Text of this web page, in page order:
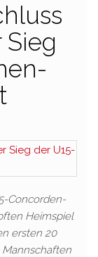
Concorden-
Heimspiel
ersten 20